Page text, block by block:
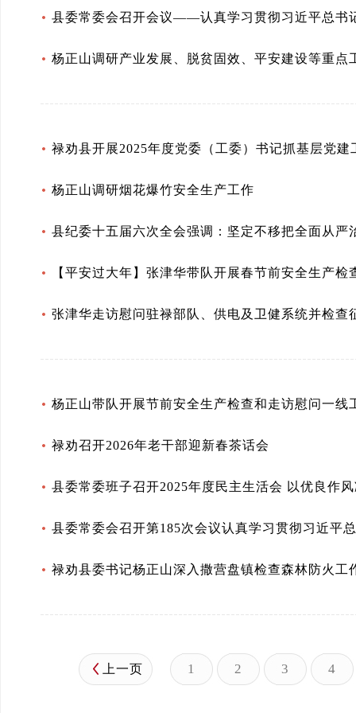
县委常委会召开会议——认真学习贯彻习近平总书
杨正山调研产业发展、脱贫固效、平安建设等重点
禄劝县开展2025年度党委（工委）书记抓基层党建
杨正山调研烟花爆竹安全生产工作
【平安过大年】张津华带队开展春节前安全生产检
张津华走访慰问驻禄部队、供电及卫健系统并检查
杨正山带队开展节前安全生产检查和走访慰问一线
禄劝召开2026年老干部迎新春茶话会
县委常委会召开第185次会议认真学习贯彻习近平
禄劝县委书记杨正山深入撒营盘镇检查森林防火工
上一页 1 2 3 4